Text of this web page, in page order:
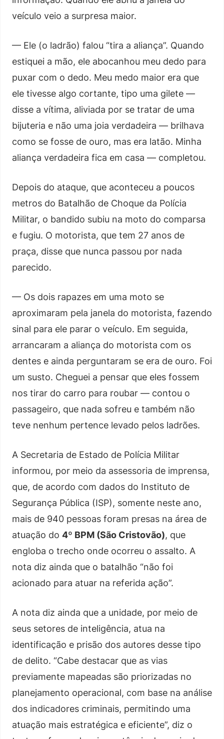
veículo veio a surpresa maior.
— Ele (o ladrão) falou “tira a aliança”. Quando
estiquei a mão, ele abocanhou meu dedo para
puxar com o dedo. Meu medo maior era que
ele tivesse algo cortante, tipo uma gilete —
disse a vítima, aliviada por se tratar de uma
bijuteria e não uma joia verdadeira — brilhava
como se fosse de ouro, mas era latão. Minha
aliança verdadeira fica em casa — completou.
Depois do ataque, que aconteceu a poucos
metros do Batalhão de Choque da Polícia
Militar, o bandido subiu na moto do comparsa
e fugiu. O motorista, que tem 27 anos de
praça, disse que nunca passou por nada
parecido.
— Os dois rapazes em uma moto se
aproximaram pela janela do motorista, fazendo
sinal para ele parar o veículo. Em seguida,
arrancaram a aliança do motorista com os
dentes e ainda perguntaram se era de ouro. Foi
um susto. Cheguei a pensar que eles fossem
nos tirar do carro para roubar — contou o
passageiro, que nada sofreu e também não
teve nenhum pertence levado pelos ladrões.
A Secretaria de Estado de Polícia Militar
informou, por meio da assessoria de imprensa,
que, de acordo com dados do Instituto de
Segurança Pública (ISP), somente neste ano,
mais de 940 pessoas foram presas na área de
atuação do 4º BPM (São Cristovão), que
engloba o trecho onde ocorreu o assalto. A
nota diz ainda que o batalhão “não foi
acionado para atuar na referida ação”.
A nota diz ainda que a unidade, por meio de
seus setores de inteligência, atua na
identificação e prisão dos autores desse tipo
de delito. “Cabe destacar que as vias
previamente mapeadas são priorizadas no
planejamento operacional, com base na análise
dos indicadores criminais, permitindo uma
atuação mais estratégica e eficiente”, diz o